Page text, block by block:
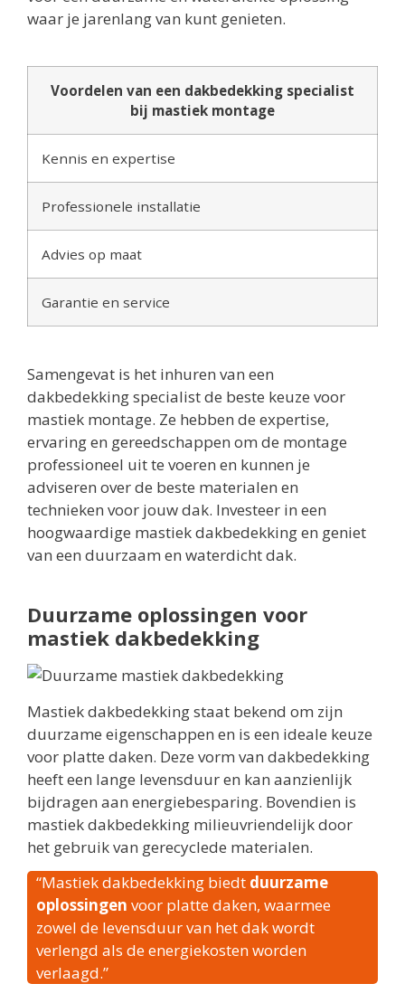
waar je jarenlang van kunt genieten.
Voordelen van een dakbedekking specialist
bij mastiek montage
Kennis en expertise
Professionele installatie
Advies op maat
Garantie en service
Samengevat is het inhuren van een
dakbedekking specialist de beste keuze voor
mastiek montage. Ze hebben de expertise,
ervaring en gereedschappen om de montage
professioneel uit te voeren en kunnen je
adviseren over de beste materialen en
technieken voor jouw dak. Investeer in een
hoogwaardige mastiek dakbedekking en geniet
van een duurzaam en waterdicht dak.
Duurzame oplossingen voor
mastiek dakbedekking
Mastiek dakbedekking staat bekend om zijn
duurzame eigenschappen en is een ideale keuze
voor platte daken. Deze vorm van dakbedekking
heeft een lange levensduur en kan aanzienlijk
bijdragen aan energiebesparing. Bovendien is
mastiek dakbedekking milieuvriendelijk door
het gebruik van gerecyclede materialen.
“Mastiek dakbedekking biedt duurzame
oplossingen voor platte daken, waarmee
zowel de levensduur van het dak wordt
verlengd als de energiekosten worden
verlaagd.”